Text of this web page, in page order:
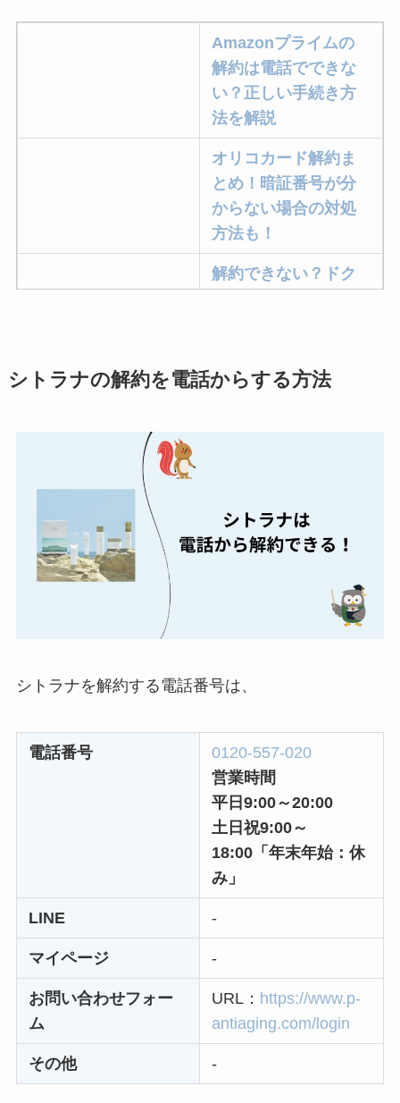
Amazonプライムの
解約は電話でできな
い？正しい手続き方
法を解説
オリコカード解約ま
とめ！暗証番号が分
からない場合の対処
方法も！
解約できない？ドク
ミュゼプラチナムの
解約方法まとめ！契
ベストタイミングを
詳しく解説！
ユンス美容液の解約
まとめ！電話が繋が
なにわサプリ
なぜ解約できない？
電話以外に手続きす
る方法ある？
ニューZの解約まと
め！電話が繋がらな
い時の裏ワザ
解約できない？バロ
ニーを電話から解約
する方法を完全攻略
シトラナの解約を電話からする方法
シトラナを解約する電話番号は、
電話番号
0120-557-020
営業時間
平日9:00～20:00
土日祝9:00～
18:00「年末年始：休
み」
LINE -
マイページ -
お問い合わせフォー
ム
URL： https://www.p-
antiaging.com/login
その他 -